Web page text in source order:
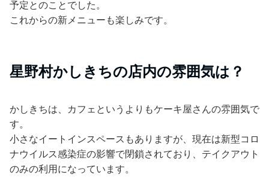
予定とのことでした。
これからの新メニューも楽しみです。
星野村かしきちの店内の雰囲気は？
かしきちは、カフェというよりもケーキ屋さんの雰囲気で
す。
小さなイートインスペースもありますが、現在は新型コロ
ナウイルス感染症の影響で閉鎖されており、テイクアウト
のみの利用になっています。